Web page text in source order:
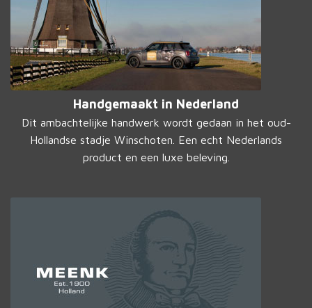
Handgemaakt in Nederland
Dit ambachtelijke handwerk wordt gedaan in het oud-
Hollandse stadje Winschoten. Een echt Nederlands
product en een luxe beleving.